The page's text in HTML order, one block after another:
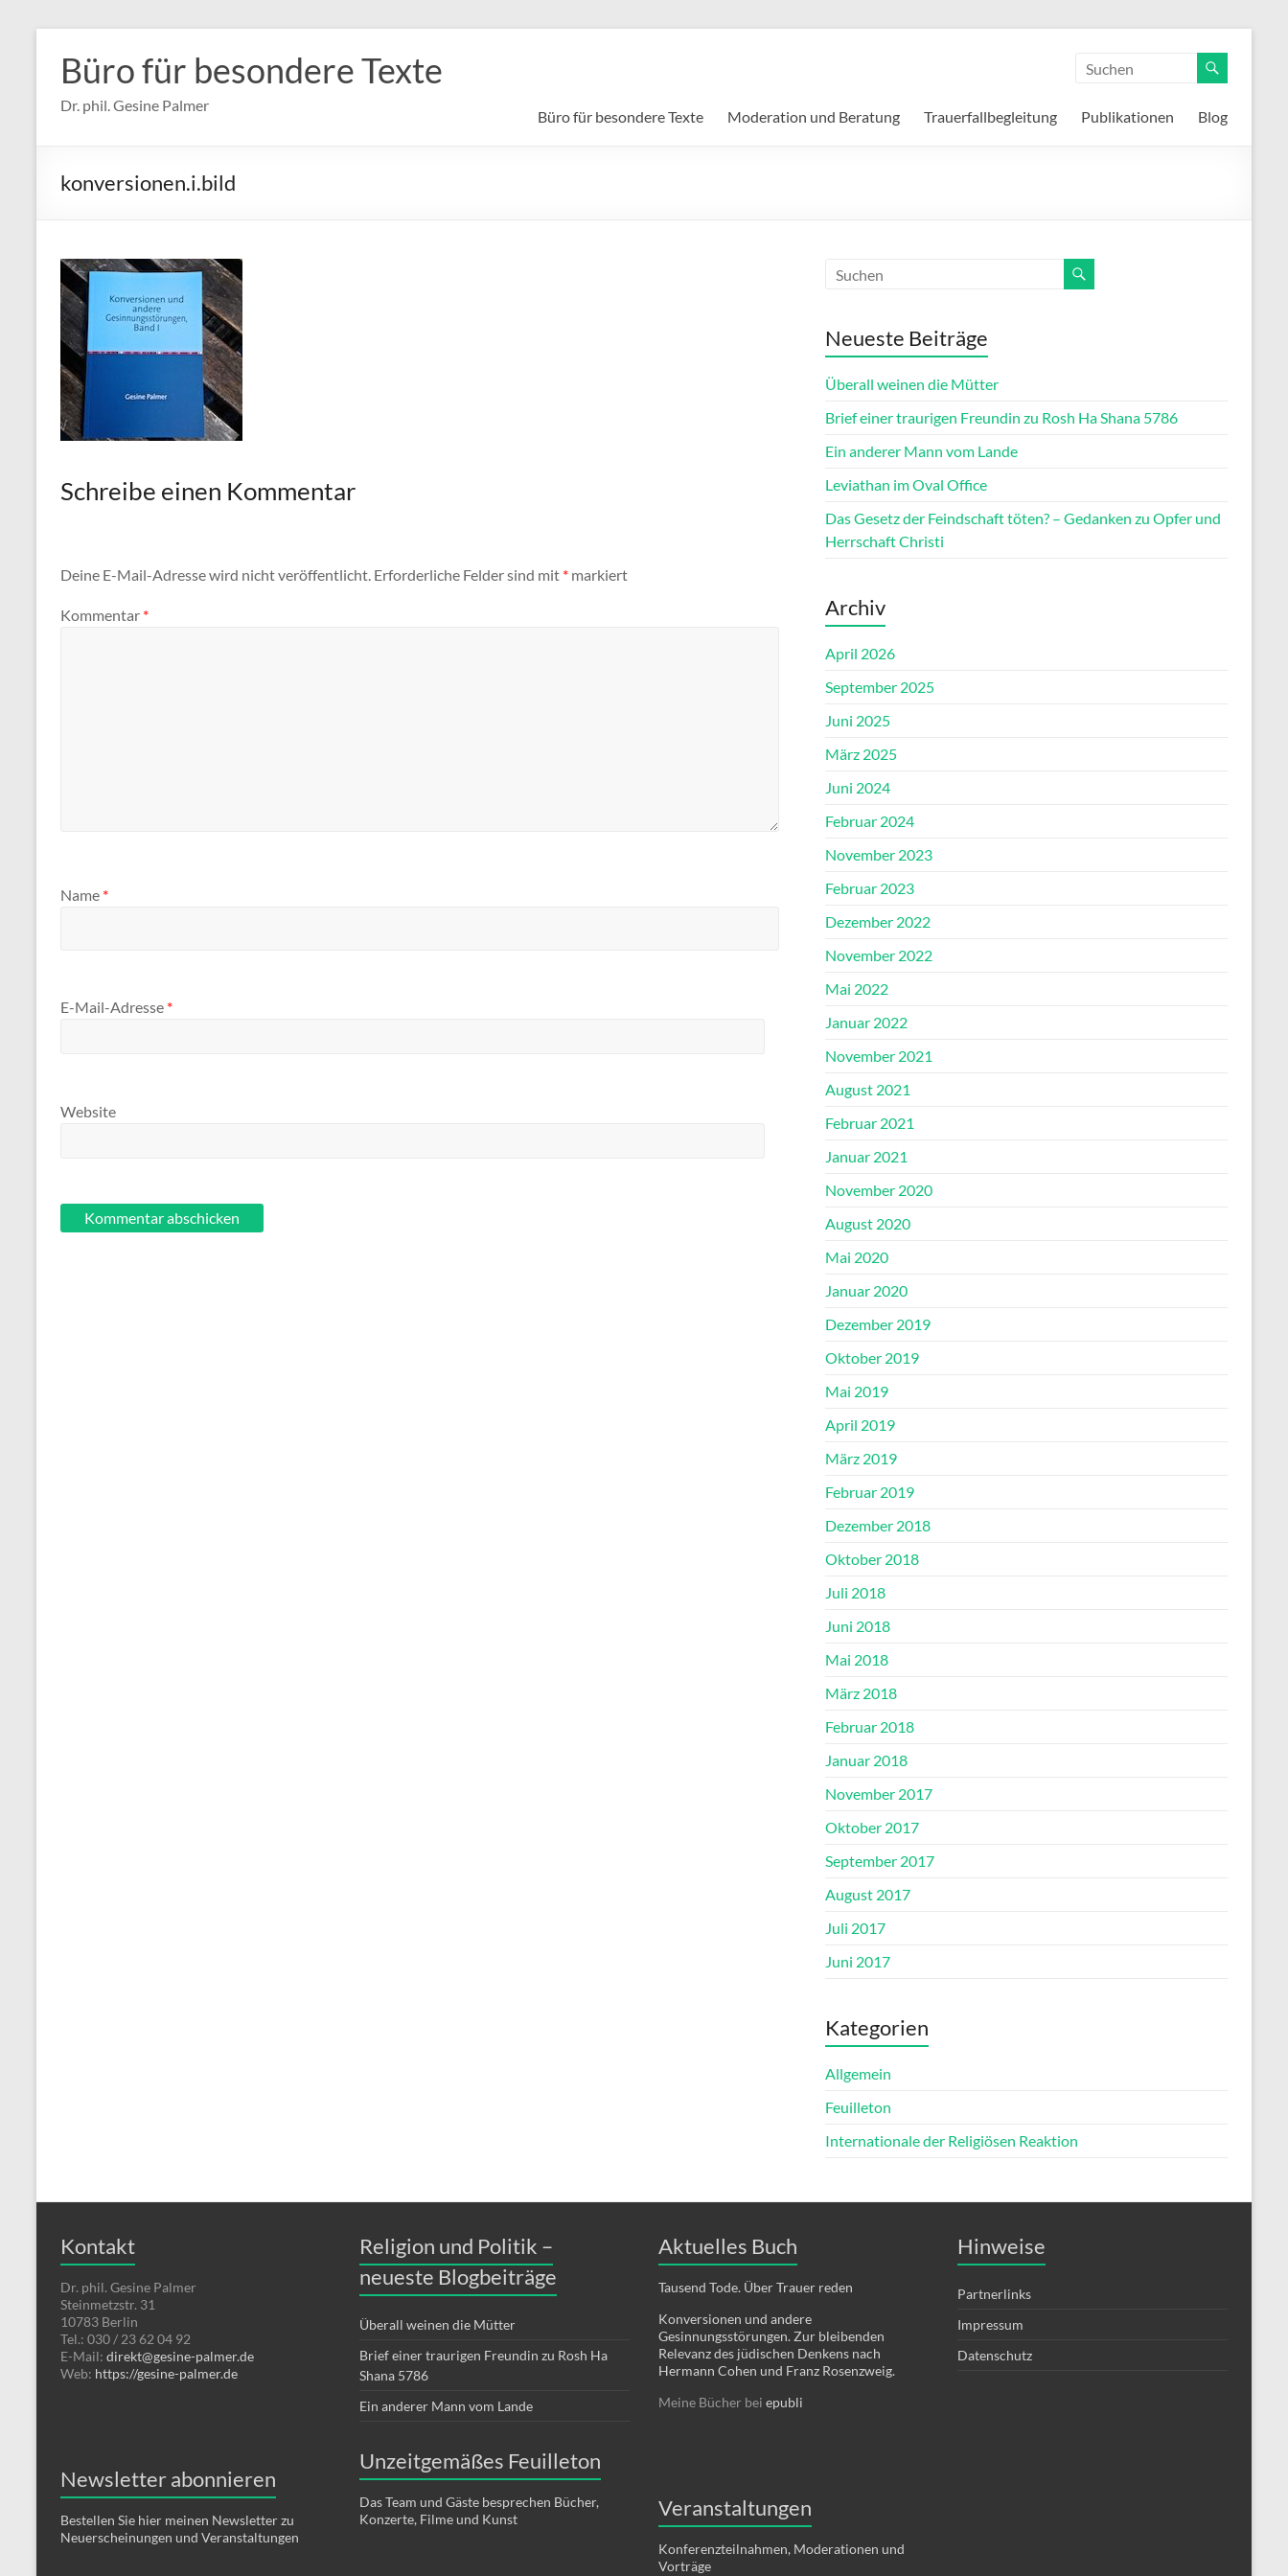
Inhalt
springen
Büro für besondere Texte
Dr. phil. Gesine Palmer
Büro für besondere Texte Moderation und Beratung Trauerfallbegleitung Publikationen Blog
konversionen.i.bild
Schreibe einen Kommentar
Deine E-Mail-Adresse wird nicht veröffentlicht. Erforderliche Felder sind mit * markiert
Kommentar *
Name *
E-Mail-Adresse *
Website
Neueste Beiträge
Überall weinen die Mütter
Brief einer traurigen Freundin zu Rosh Ha Shana 5786
Ein anderer Mann vom Lande
Leviathan im Oval Office
Das Gesetz der Feindschaft töten? – Gedanken zu Opfer und
Herrschaft Christi
Archiv
April 2026
September 2025
Juni 2025
März 2025
Juni 2024
Februar 2024
November 2023
Februar 2023
Dezember 2022
November 2022
Mai 2022
Januar 2022
November 2021
August 2021
Februar 2021
Januar 2021
November 2020
August 2020
Mai 2020
Januar 2020
Dezember 2019
Oktober 2019
Mai 2019
April 2019
März 2019
Februar 2019
Dezember 2018
Oktober 2018
Juli 2018
Juni 2018
Mai 2018
März 2018
Februar 2018
Januar 2018
November 2017
Oktober 2017
September 2017
August 2017
Juli 2017
Juni 2017
Kategorien
Allgemein
Feuilleton
Internationale der Religiösen Reaktion
Kontakt
Dr. phil. Gesine Palmer
Steinmetzstr. 31
10783 Berlin
Tel.: 030 / 23 62 04 92
E-Mail: direkt@gesine-palmer.de
Web: https://gesine-palmer.de
Newsletter abonnieren
Bestellen Sie hier meinen Newsletter zu
Neuerscheinungen und Veranstaltungen
Religion und Politik –
neueste Blogbeiträge
Überall weinen die Mütter
Brief einer traurigen Freundin zu Rosh Ha
Shana 5786
Ein anderer Mann vom Lande
Unzeitgemäßes Feuilleton
Das Team und Gäste besprechen Bücher,
Konzerte, Filme und Kunst
Aktuelles Buch
Tausend Tode. Über Trauer reden
Konversionen und andere
Gesinnungsstörungen. Zur bleibenden
Relevanz des jüdischen Denkens nach
Hermann Cohen und Franz Rosenzweig.
Meine Bücher bei epubli
Veranstaltungen
Konferenzteilnahmen, Moderationen und
Vorträge
Hinweise
Partnerlinks
Impressum
Datenschutz